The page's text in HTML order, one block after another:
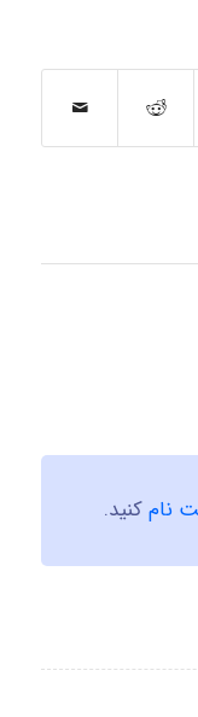
نامکنید.